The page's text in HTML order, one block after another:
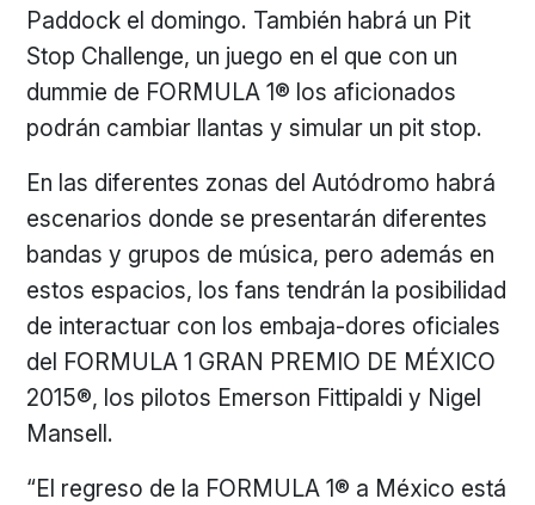
Paddock el domingo. También habrá un Pit
Stop Challenge, un juego en el que con un
dummie de FORMULA 1® los aficionados
podrán cambiar llantas y simular un pit stop.
En las diferentes zonas del Autódromo habrá
escenarios donde se presentarán diferentes
bandas y grupos de música, pero además en
estos espacios, los fans tendrán la posibilidad
de interactuar con los embaja-dores oficiales
del FORMULA 1 GRAN PREMIO DE MÉXICO
2015®, los pilotos Emerson Fittipaldi y Nigel
Mansell.
“El regreso de la FORMULA 1® a México está